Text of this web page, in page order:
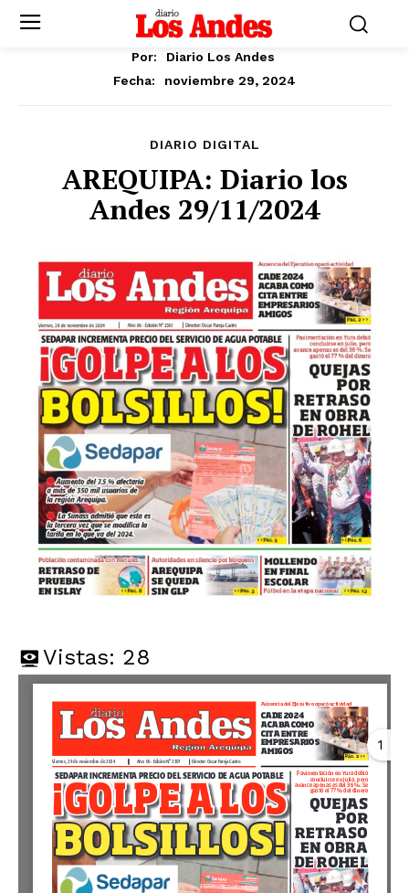
Por:
Diario Los Andes
Fecha:
noviembre 29, 2024
DIARIO DIGITAL
AREQUIPA: Diario los
Andes 29/11/2024
Vistas: 28
1